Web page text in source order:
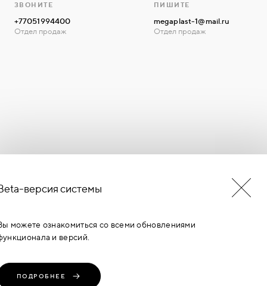
ЗВОНИТЕ
+77051994400
Отдел продаж
ПИШИТЕ
megaplast-1@mail.ru
Отдел продаж
БУДЬ В КУРСЕ НОВОСТЕЙ
любое
версия системы
можете ознакомиться со всеми обновлениями
и версий.
ПОДРОБНЕЕ